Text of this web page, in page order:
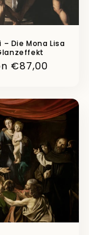
– Die Mona Lisa
€87,00